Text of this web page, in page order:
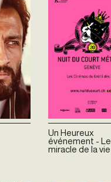
Un Heureux
événement - Le
miracle de la vie